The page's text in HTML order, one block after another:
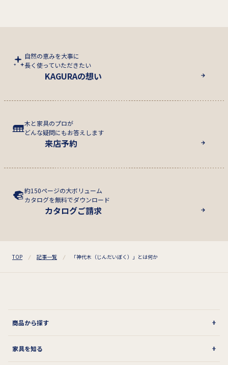
自然の恵みを大事に
長く使っていただきたい
KAGURAの想い
木と家具のプロが
どんな疑問にもお答えします
来店予約
約150ページの大ボリューム
カタログを無料でダウンロード
カタログご請求
TOP 記事一覧 「神代木（じんだいぼく）」とは何か
商品から探す
家具を知る